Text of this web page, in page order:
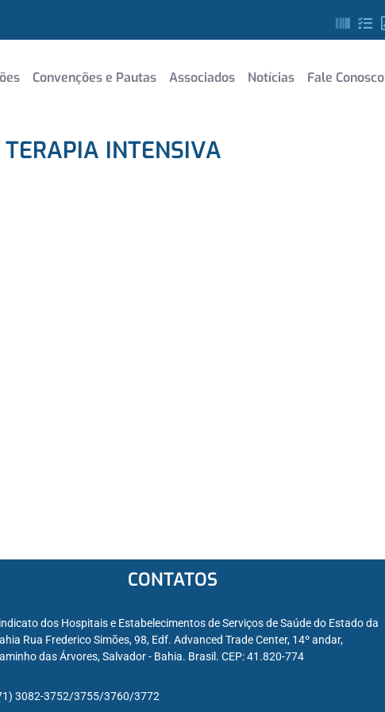
Convenções e Pautas Associados Notícias Fale Conosco
INTENSIVA
CONTATOS
dos Hospitais e Estabelecimentos de Serviços de Saúde do Estado da
Rua Frederico Simões, 98, Edf. Advanced Trade Center, 14º andar,
das Árvores, Salvador - Bahia. Brasil. CEP: 41.820-774
3082-3752/3755/3760/3772